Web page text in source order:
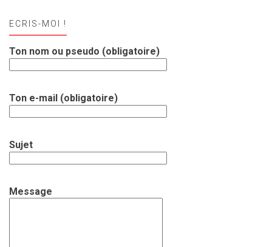
ECRIS-MOI !
Ton nom ou pseudo (obligatoire)
Ton e-mail (obligatoire)
Sujet
Message